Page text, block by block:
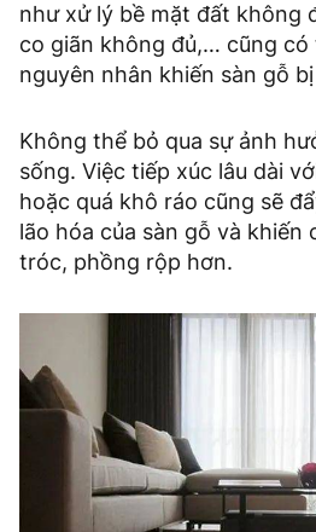
như xử lý bề mặt đất không
co giãn không đủ,… cũng
nguyên nhân khiến sàn gỗ
Không thể bỏ qua sự ảnh
sống. Việc tiếp xúc lâu dài
hoặc quá khô ráo cũng sẽ
lão hóa của sàn gỗ và khiến
tróc, phồng rộp hơn.